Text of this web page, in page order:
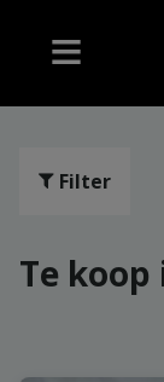
Filter
Te